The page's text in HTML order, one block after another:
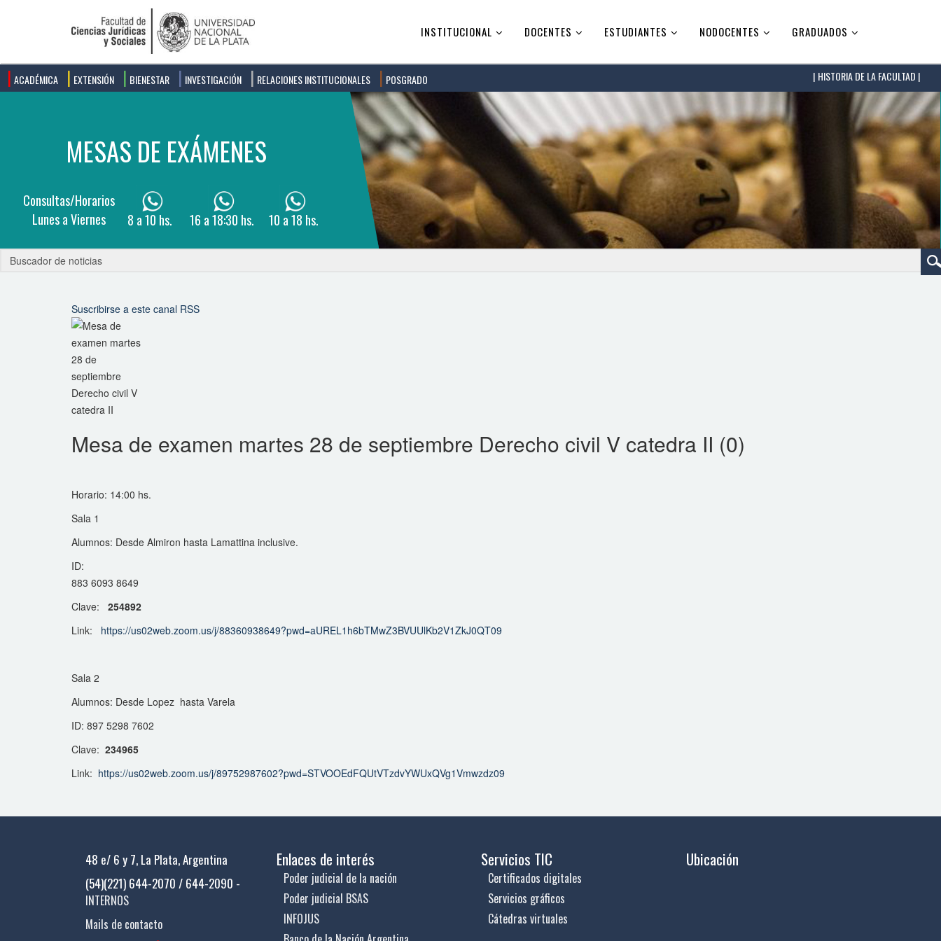
INSTITUCIONAL DOCENTES ESTUDIANTES NODOCENTES GRADUADOS
ACADÉMICA EXTENSIÓN BIENESTAR INVESTIGACIÓN RELACIONES INSTITUCIONALES POSGRADO HISTORIA DE LA FACULTAD |
Suscribirse a este canal RSS
Mesa de examen martes 28 de septiembre Derecho civil V catedra II (0)
Horario: 14:00 hs.
Sala 1
Alumnos: Desde Almiron hasta Lamattina inclusive.
ID:
883 6093 8649
Clave: 254892
Link: https://us02web.zoom.us/j/88360938649?pwd=aUREL1h6bTMwZ3BVUUlKb2V1ZkJ0QT09
Sala 2
Alumnos: Desde Lopez hasta Varela
ID: 897 5298 7602
Clave: 234965
Link: https://us02web.zoom.us/j/89752987602?pwd=STVOOEdFQUtVTzdvYWUxQVg1Vmwzdz09
48 e/ 6 y 7, La Plata, Argentina
(54)(221) 644-2070 / 644-2090 -
INTERNOS
Mails de contacto
Enlaces de interés
Poder judicial de la nación
Poder judicial BSAS
INFOJUS
Servicios TIC
Certificados digitales
Servicios gráficos
Cátedras virtuales
Ubicación